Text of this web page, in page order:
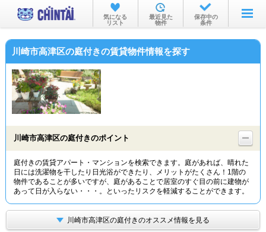
お部屋を探す
沿線・駅から
物件特集から
TOP
気になる
リスト
最近見た
物件
保存中の
条件
川崎市高津区の庭付きの賃貸物件情報を探す
川崎市高津区の庭付きのポイント
庭付きの賃貸アパート・マンションを検索できます。庭があれば、晴れた
日には洗濯物を干したり日光浴ができたり、メリットがたくさん！1階の
物件であることが多いですが、庭があることで居室のすぐ目の前に建物が
あって日が入らない・・・。といったリスクを軽減することができます。
川崎市高津区の庭付きのオススメ情報を見る